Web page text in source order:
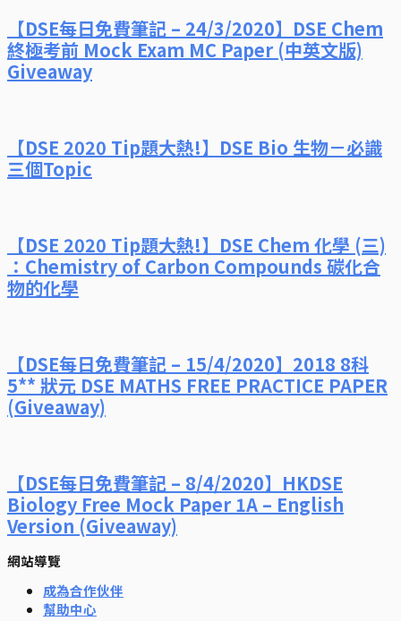
【DSE每日免費筆記 – 24/3/2020】DSE Chem
終極考前 Mock Exam MC Paper (中英文版)
Giveaway
【DSE 2020 Tip題大熱!】DSE Bio 生物－必識
三個Topic
【DSE 2020 Tip題大熱!】DSE Chem 化學 (三)
：Chemistry of Carbon Compounds 碳化合
物的化學
【DSE每日免費筆記 – 15/4/2020】2018 8科
5** 狀元 DSE MATHS FREE PRACTICE PAPER
(Giveaway)
【DSE每日免費筆記 – 8/4/2020】HKDSE
Biology Free Mock Paper 1A – English
Version (Giveaway)
網站導覽
成為合作伙伴
幫助中心